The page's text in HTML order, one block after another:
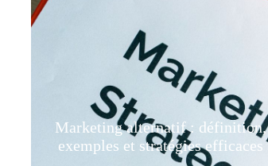
Marketing alternatif : définition,
exemples et stratégies efficaces